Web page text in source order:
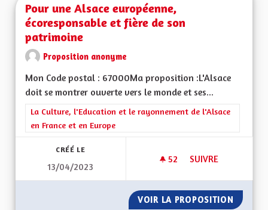
Pour une Alsace européenne,
écoresponsable et fière de son
patrimoine
Proposition anonyme
Mon Code postal : 67000Ma proposition :L'Alsace
doit se montrer ouverte vers le monde et ses...
Filtrer les résultats de la catégorie : La Culture, l'Education et
La Culture, l'Education et le rayonnement de l'Alsace
en France et en Europe
CRÉÉ LE
13/04/2023
52 52 ABONNÉS
SUIVRE
VOIR LA PROPOSITION POUR